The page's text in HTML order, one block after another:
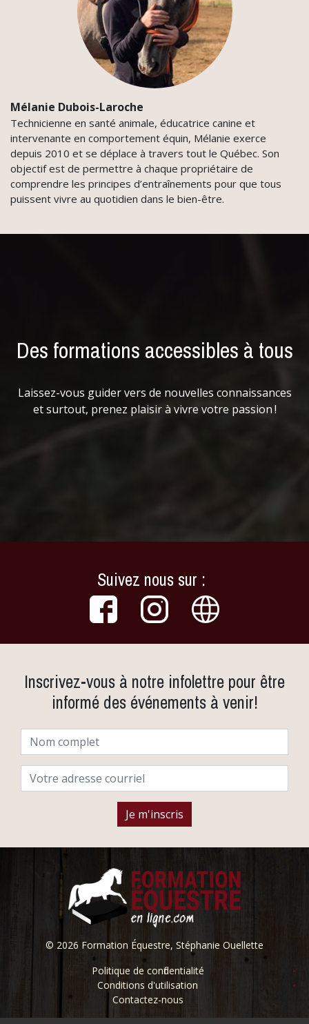
Mélanie Dubois-Laroche
Technicienne en santé animale, éducatrice canine et
intervenante en comportement équin, Mélanie exerce
depuis 2010 et se déplace à travers tout le Québec. Son
objectif est de permettre à chaque propriétaire de
comprendre les principes d’entraînements pour que tous
puissent vivre au quotidien dans le bien-être.
Des formations accessibles à tous
Laissez-vous guider vers de nouvelles connaissances
et surtout, prenez plaisir à vivre votre passion !
Suivez nous sur :
Inscrivez-vous à notre infolettre pour être
informé des événements à venir!
© 2026 Formation Équestre, Stéphanie Ouellette
Politique de confidentialité
Conditions d'utilisation
Contactez-nous